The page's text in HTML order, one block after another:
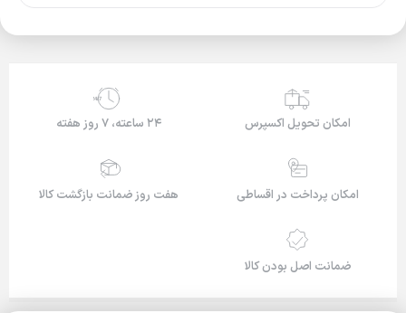
امکان تحویل اکسپرس
24/7
۲۴ ساعته، ۷ روز هفته
امکان پرداخت در اقساطی هفت روز ضمانت بازگشت کالا
ضمانت اصل بودن کالا